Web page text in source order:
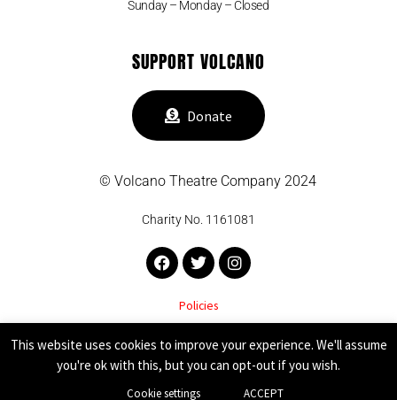
Sunday – Monday – Closed
SUPPORT VOLCANO
Donate
© Volcano Theatre Company 2024
Charity No. 1161081
Facebook
TwitterInstagram
Policies
VOLCANO THEATRE COMPANY SUPPORTED BY
This website uses cookies to improve your experience. We'll assume
you're ok with this, but you can opt-out if you wish.
Cookie settings ACCEPT